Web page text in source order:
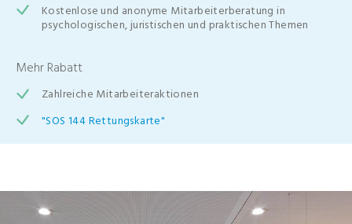
Kostenlose und anonyme Mitarbeiterberatung in
psychologischen, juristischen und praktischen Themen
Mehr Rabatt
Zahlreiche Mitarbeiteraktionen
"SOS 144 Rettungskarte"